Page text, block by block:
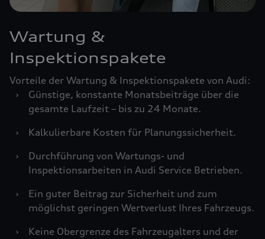
Wartung &
Inspektionspakete
Vorteile der Wartung & Inspektionspakete von Audi:
›
Günstige, konstante Monatsbeiträge über die
gesamte Laufzeit – bis zu 24 Monate.
›
Kalkulierbare Kosten für Planungssicherheit.
›
Durchführung von Wartungs- und
Inspektionsarbeiten in Audi Service Betrieben.
›
Ein guter Beitrag zur Sicherheit und zum
möglichst geringen Wertverlust Ihres Fahrzeugs.
›
Keine Obergrenze des Fahrzeugalters und der